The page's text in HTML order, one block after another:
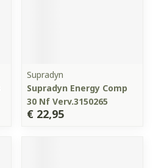
Supradyn
Supradyn Energy Comp
30 Nf Verv.3150265
€ 22,95